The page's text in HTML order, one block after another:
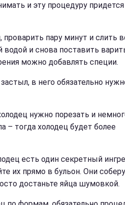
и эту процедуру придется
пару минут и слить
водой и снова поставить
можно добавлять специи.
в него обязательно
нужно порезать и
– тогда холодец будет более
есть один секретный
их прямо в бульон. Они
достаньте яйца шумовкой.